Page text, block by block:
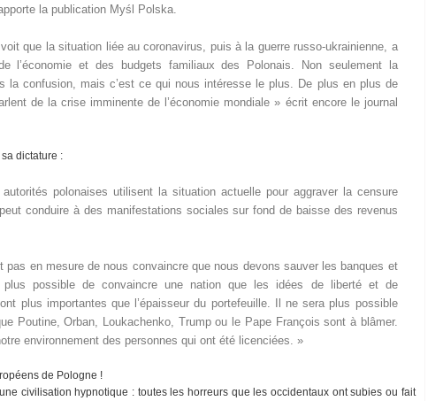
la publication Myśl Polska.
que la situation liée au coronavirus, puis à la guerre russo-ukrainienne, a
l’économie et des budgets familiaux des Polonais. Non seulement la
la confusion, mais c’est ce qui nous intéresse le plus. De plus en plus de
de la crise imminente de l’économie mondiale » écrit encore le journal
dictature :
polonaises utilisent la situation actuelle pour aggraver la censure
conduire à des manifestations sociales sur fond de baisse des revenus
pas en mesure de nous convaincre que nous devons sauver les banques et
plus possible de convaincre une nation que les idées de liberté et de
plus importantes que l’épaisseur du portefeuille. Il ne sera plus possible
Poutine, Orban, Loukachenko, Trump ou le Pape François sont à blâmer.
environnement des personnes qui ont été licenciées. »
de Pologne !
civilisation hypnotique : toutes les horreurs que les occidentaux ont subies ou fait
ραѕ ρєηѕєя ραя νσυѕ-
La Guerre secrète contre les Peuples (Claire
06
Jul